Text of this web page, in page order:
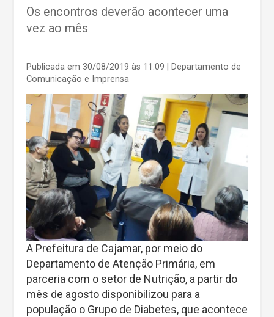
Os encontros deverão acontecer uma
vez ao mês
Publicada em 30/08/2019 às 11:09
| Departamento de
Comunicação e Imprensa
A Prefeitura de Cajamar, por meio do
Departamento de Atenção Primária, em
parceria com o setor de Nutrição, a partir do
mês de agosto disponibilizou para a
população o Grupo de Diabetes, que acontece